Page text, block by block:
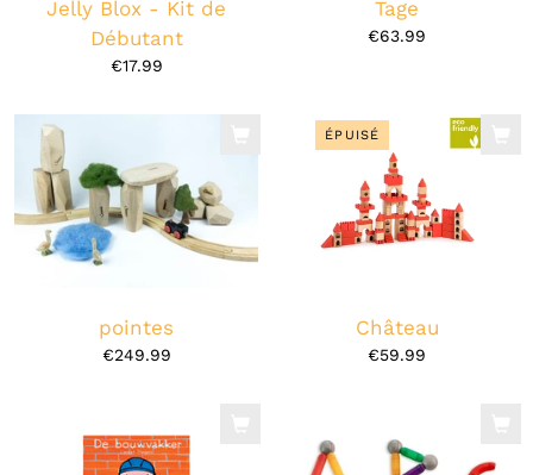
Jelly Blox - Kit de
Débutant
€17.99
Tage
€63.99
pointes
€249.99
ÉPUISÉ
Château
€59.99